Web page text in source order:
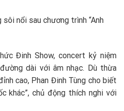
nổi sau chương trình “Anh
Đinh Show, concert kỷ niệm
dài với âm nhạc. Dù thừa
cao, Phan Đinh Tùng cho biết
khác”, chủ động thích nghi với